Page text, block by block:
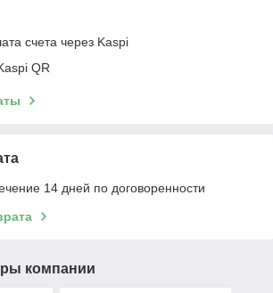
счета через Kaspi
QR
14 дней по договоренности
компании